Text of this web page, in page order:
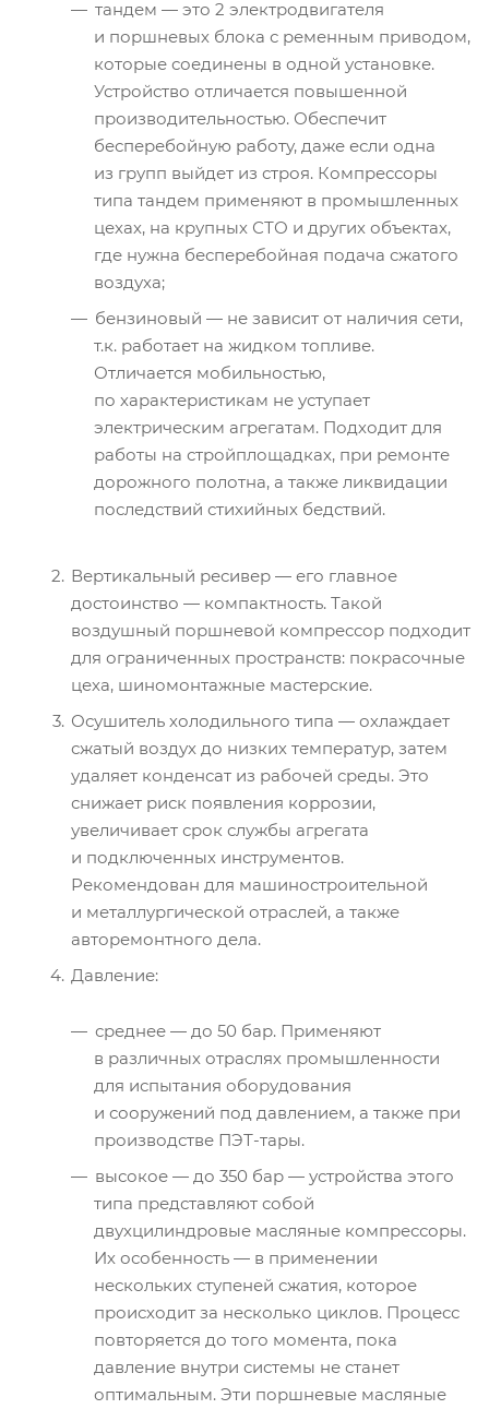
тандем — это 2 электродвигателя
и поршневых блока с ременным приводом,
которые соединены в одной установке.
Устройство отличается повышенной
производительностью. Обеспечит
бесперебойную работу, даже если одна
из групп выйдет из строя. Компрессоры
типа тандем применяют в промышленных
цехах, на крупных СТО и других объектах,
где нужна бесперебойная подача сжатого
воздуха;
бензиновый — не зависит от наличия сети,
т.к. работает на жидком топливе.
Отличается мобильностью,
по характеристикам не уступает
электрическим агрегатам. Подходит для
работы на стройплощадках, при ремонте
дорожного полотна, а также ликвидации
последствий стихийных бедствий.
Вертикальный ресивер — его главное
достоинство — компактность. Такой
воздушный поршневой компрессор подходит
для ограниченных пространств: покрасочные
цеха, шиномонтажные мастерские.
Осушитель холодильного типа — охлаждает
сжатый воздух до низких температур, затем
удаляет конденсат из рабочей среды. Это
снижает риск появления коррозии,
увеличивает срок службы агрегата
и подключенных инструментов.
Рекомендован для машиностроительной
и металлургической отраслей, а также
авторемонтного дела.
Давление:
среднее — до 50 бар. Применяют
в различных отраслях промышленности
для испытания оборудования
и сооружений под давлением, а также при
производстве ПЭТ-тары.
высокое — до 350 бар — устройства этого
типа представляют собой
двухцилиндровые масляные компрессоры.
Их особенность — в применении
нескольких ступеней сжатия, которое
происходит за несколько циклов. Процесс
повторяется до того момента, пока
давление внутри системы не станет
оптимальным. Эти поршневые масляные